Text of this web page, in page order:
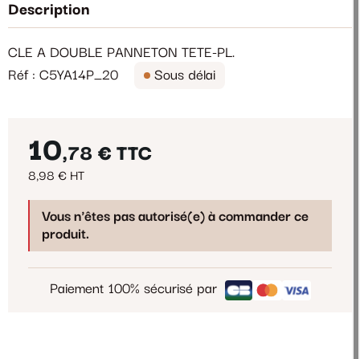
Description
CLE A DOUBLE PANNETON TETE-PL.
Réf : C5YA14P_20
Sous délai
10,78 € TTC
8,98 € HT
Vous n'êtes pas autorisé(e) à commander ce
produit.
Paiement 100% sécurisé par